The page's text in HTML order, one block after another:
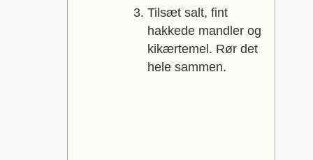
Tilsæt salt, fint
hakkede mandler og
kikærtemel. Rør det
hele sammen.